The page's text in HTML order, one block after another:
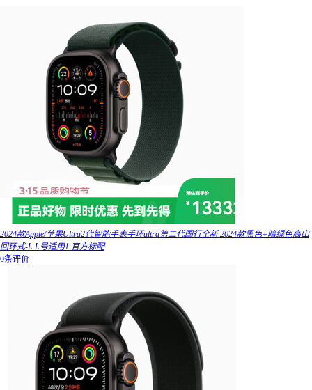
2024款Apple/苹果Ultra2代智能手表手环ultra第二代国行全新 2024款黑色+暗绿色高山
回环式-L L号适用1 官方标配
0条评价